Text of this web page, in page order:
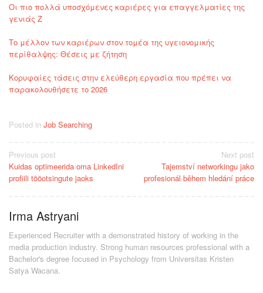
Οι πιο πολλά υποσχόμενες καριέρες για επαγγελματίες της
γενιάς Z
Το μέλλον των καριέρων στον τομέα της υγειονομικής
περίθαλψης: Θέσεις με ζήτηση
Κορυφαίες τάσεις στην ελεύθερη εργασία που πρέπει να
παρακολουθήσετε το 2026
Posted in Job Searching
Post
navigation
Previous post
Kuidas optimeerida oma LinkedIni
profiili tööotsingute jaoks
Next post
Tajemství networkingu jako
profesionál během hledání práce
Irma Astryani
Experienced Recruiter with a demonstrated history of working in the
media production industry. Strong human resources professional with a
Bachelor's degree focused in Psychology from Universitas Kristen
Satya Wacana.